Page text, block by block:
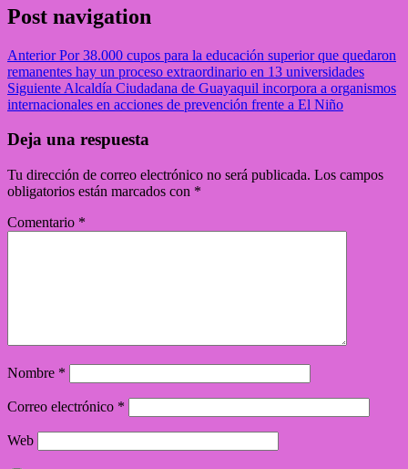
Post navigation
AnteriorPor 38.000 cupos para la educación superior que quedaron
remanentes hay un proceso extraordinario en 13 universidades
Siguiente Alcaldía Ciudadana de Guayaquil incorpora a organismos
internacionales en acciones de prevención frente a El Niño
Deja una respuesta
Tu dirección de correo electrónico no será publicada. Los campos
obligatorios están marcados con *
Comentario *
Nombre *
Correo electrónico *
Web